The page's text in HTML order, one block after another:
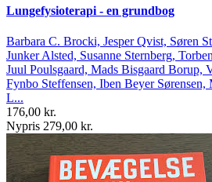
Lungefysioterapi - en grundbog
Barbara C. Brocki, Jesper Qvist, Søren
Junker Alsted, Susanne Sternberg,
Juul Poulsgaard, Mads Bisgaard Borup,
Fynbo Steffensen, Iben Beyer
L...
176,00 kr.
Nypris 279,00 kr.